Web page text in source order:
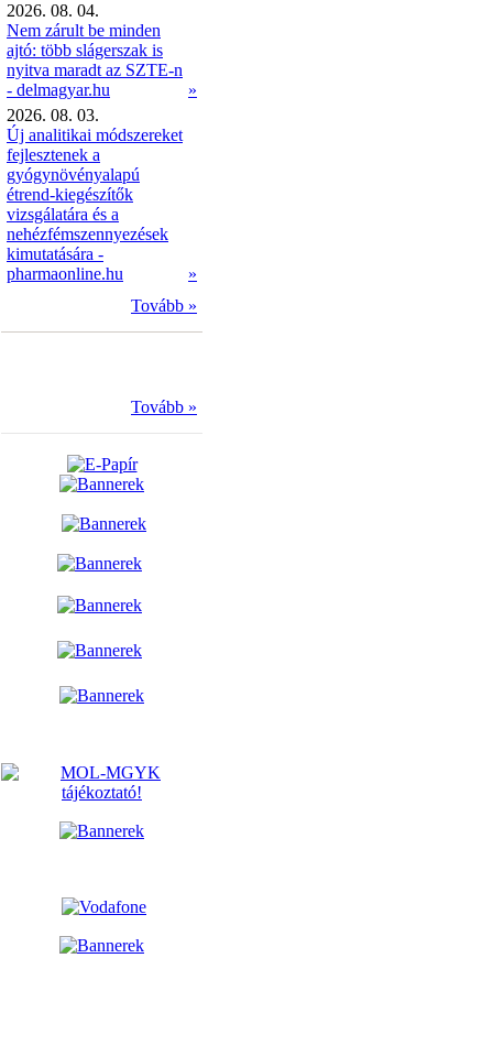
2026. 08. 04.
Nem zárult be minden
ajtó: több slágerszak is
nyitva maradt az SZTE-n
- delmagyar.hu
»
2026. 08. 03.
Új analitikai módszereket
fejlesztenek a
gyógynövényalapú
étrend-kiegészítők
vizsgálatára és a
nehézfémszennyezések
kimutatására -
pharmaonline.hu
»
Tovább »
Tovább »